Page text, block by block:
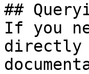
##
If you
directly